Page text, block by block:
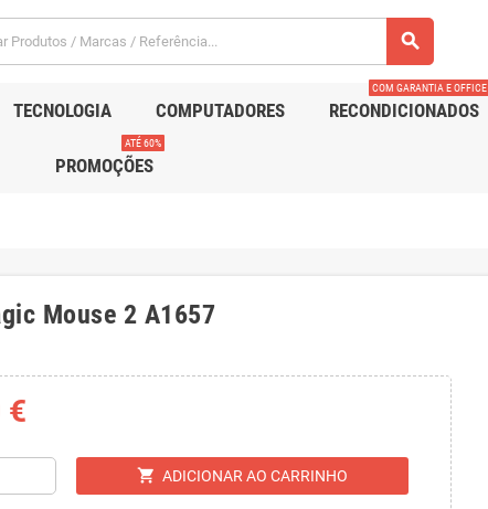
search
TECNOLOGIA COMPUTADORES RECONDICIONADOS
COM GARANTIA E OFFICE
PROMOÇÕES
ATÉ 60%
Mouse 2 A1657
€
shopping_cart ADICIONAR AO CARRINHO